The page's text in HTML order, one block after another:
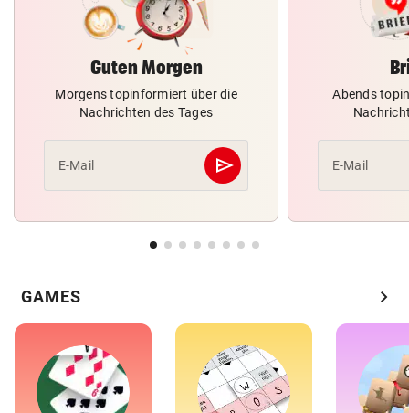
Guten Morgen
Morgens topinformiert über die
Nachrichten des Tages
E-Mail send
Abschicken
Abends
E-Mail
GAMES chevron_right